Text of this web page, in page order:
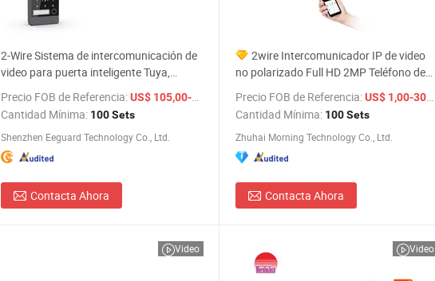
2-Wire Sistema de intercomunicación de
video para puerta inteligente Tuya,
timbre de video para villa
Precio FOB de Referencia:US$ 105,00-115,00
/ Set
Cantidad Mínima: 100 Sets
Shenzhen Eeguard Technology Co., Ltd.
Contacta Ahora
2wire Intercomunicador IP de video
no polarizado Full HD 2MP Teléfono de
puerta con cámara de video
Precio FOB de Referencia:US$ 1,00-300,00
Cantidad Mínima: 100 Sets
Zhuhai Morning Technology Co., Ltd.
Contacta Ahora
Video Video